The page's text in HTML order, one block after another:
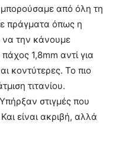
από όλη τη
πράγματα όπως η
την κάνουμε
1,8mm αντί για
κοντύτερες. Το πιο
τιτανίου.
στιγμές που
είναι ακριβή, αλλά